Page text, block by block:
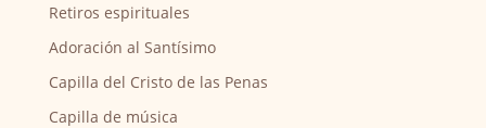
Retiros espirituales
Adoración al Santísimo
Capilla del Cristo de las Penas
Capilla de música